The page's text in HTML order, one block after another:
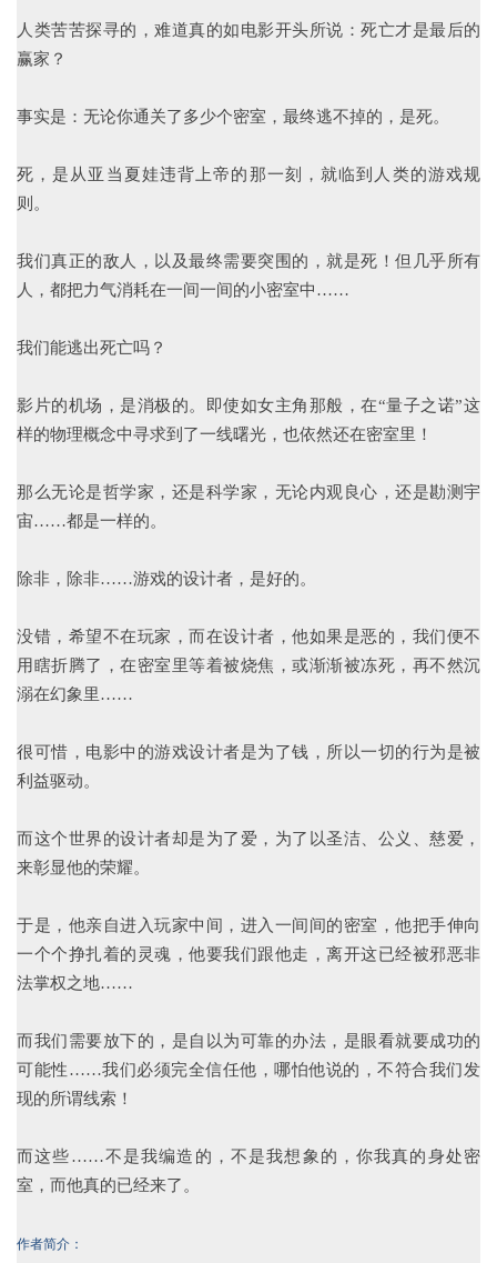
人类苦苦探寻的，难道真的如电影开头所说：死亡才是最后的
赢家？
事实是：无论你通关了多少个密室，最终逃不掉的，是死。
死，是从亚当夏娃违背上帝的那一刻，就临到人类的游戏规
则。
我们真正的敌人，以及最终需要突围的，就是死！但几乎所有
人，都把力气消耗在一间一间的小密室中……
我们能逃出死亡吗？
影片的机场，是消极的。即使如女主角那般，在“量子之诺”这
样的物理概念中寻求到了一线曙光，也依然还在密室里！
那么无论是哲学家，还是科学家，无论内观良心，还是勘测宇
宙……都是一样的。
除非，除非……游戏的设计者，是好的。
没错，希望不在玩家，而在设计者，他如果是恶的，我们便不
用瞎折腾了，在密室里等着被烧焦，或渐渐被冻死，再不然沉
溺在幻象里……
很可惜，电影中的游戏设计者是为了钱，所以一切的行为是被
利益驱动。
而这个世界的设计者却是为了爱，为了以圣洁、公义、慈爱，
来彰显他的荣耀。
于是，他亲自进入玩家中间，进入一间间的密室，他把手伸向
一个个挣扎着的灵魂，他要我们跟他走，离开这已经被邪恶非
法掌权之地……
而我们需要放下的，是自以为可靠的办法，是眼看就要成功的
可能性……我们必须完全信任他，哪怕他说的，不符合我们发
现的所谓线索！
而这些……不是我编造的，不是我想象的，你我真的身处密
室，而他真的已经来了。
作者简介：